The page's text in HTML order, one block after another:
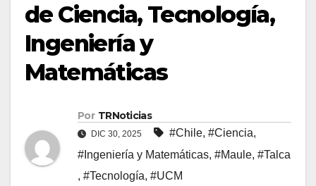
de Ciencia, Tecnología,
Ingeniería y
Matemáticas
Por TRNoticias
DIC 30, 2025 #Chile, #Ciencia,
#Ingeniería y Matemáticas, #Maule, #Talca
, #Tecnología, #UCM